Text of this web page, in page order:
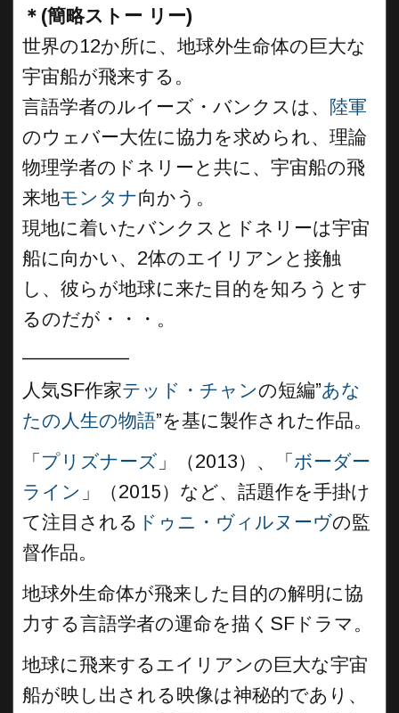
＊(簡略ストー リー)
世界の12か所に、地球外生命体の巨大な
宇宙船が飛来する。
言語学者のルイーズ・バンクスは、 陸軍
のウェバー大佐に協力を求められ、理論
物理学者のドネリーと共に、宇宙船の飛
来地モンタナ向かう。
現地に着いたバンクスとドネリーは宇宙
船に向かい、2体のエイリアンと接触
し、彼らが地球に来た目的を知ろうとす
るのだが・・・。
人気SF作家テッド・チャンの短編”あな
たの人生の物語”を基に製作された作品。
「 プリズナーズ 」（2013）、「 ボーダー
ライン 」（2015）など、話題作を手掛け
て注目される ドゥニ・ヴィルヌーヴの監
督作品。
地球外生命体が飛来した目的の解明に協
力する言語学者の運命を描くSFドラマ。
地球に飛来するエイリアンの巨大な宇宙
船が映し出される映像は神秘的であり、